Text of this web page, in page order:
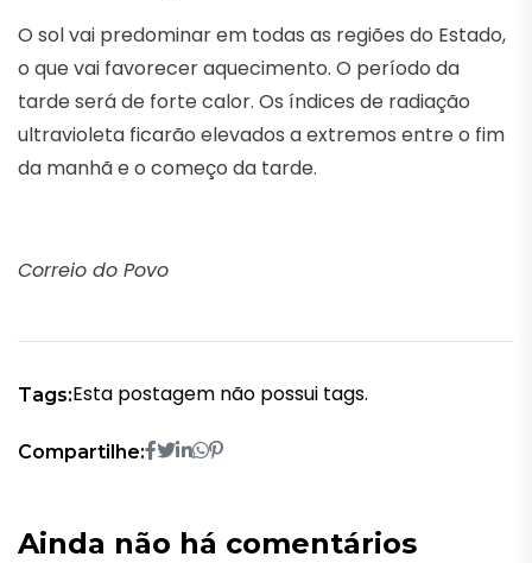
O sol vai predominar em todas as regiões do Estado,
o que vai favorecer aquecimento. O período da
tarde será de forte calor. Os índices de radiação
ultravioleta ficarão elevados a extremos entre o fim
da manhã e o começo da tarde.
Correio do Povo
Tags:Esta postagem não possui tags.
Compartilhe:
Ainda não há comentários